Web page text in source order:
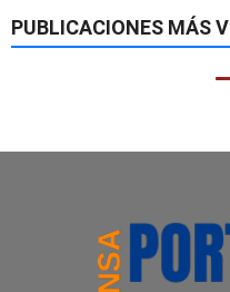
PUBLICACIONES MÁS